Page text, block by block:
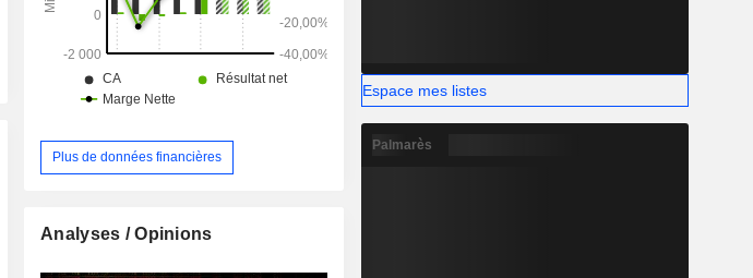
d’exploration Deer Trail.
Plus de données financières
Analyses / Opinions
Espace mes listes
Palmarès